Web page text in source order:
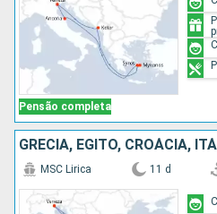
Pensão completa
GRÉCIA, EGITO, CROÁCIA,
MSC Lirica 11 d